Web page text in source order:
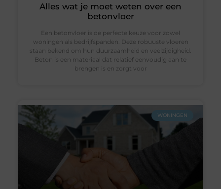
Alles wat je moet weten over een
betonvloer
Een betonvloer is de perfecte keuze voor zowel
woningen als bedrijfspanden. Deze robuuste vloeren
staan bekend om hun duurzaamheid en veelzijdigheid.
Beton is een materiaal dat relatief eenvoudig aan te
brengen is en zorgt voor
WONINGEN